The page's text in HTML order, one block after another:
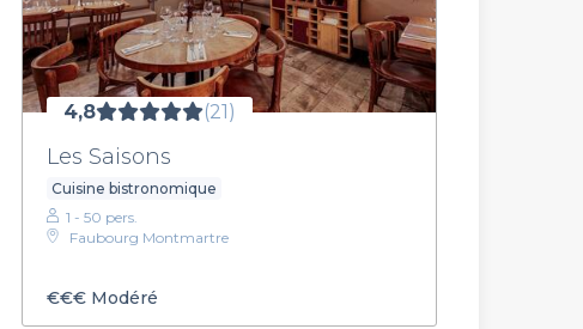
4,8 (21)
Les Saisons
Cuisine bistronomique
1 - 50 pers.
Faubourg Montmartre
€€€ Modéré